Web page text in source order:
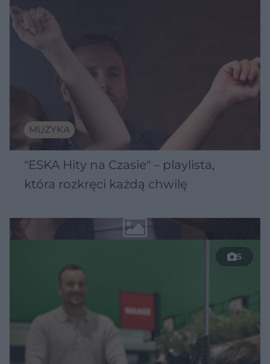
MUZYKA
"ESKA Hity na Czasie" – playlista,
która rozkręci każdą chwilę
5